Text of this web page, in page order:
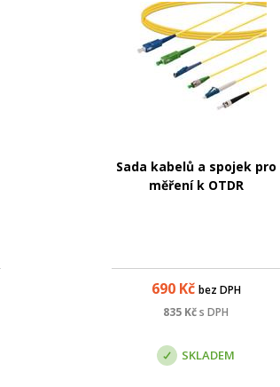
Sada kabelů a spojek pro
měření k OTDR
690Kč bez DPH
835 Kčs DPH
SKLADEM